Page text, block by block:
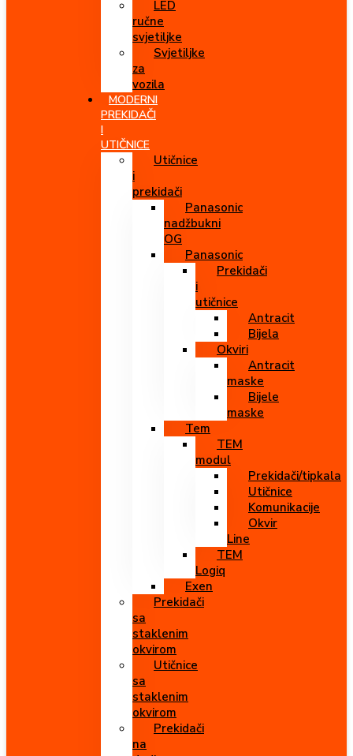
LED
ručne
svjetiljke
Svjetiljke
za
vozila
MODERNI
PREKIDAČI
I
UTIČNICE
Utičnice
i
prekidači
Panasonic
nadžbukni
OG
Panasonic
Prekidači
i
utičnice
Antracit
Bijela
Okviri
Antracit
maske
Bijele
maske
Tem
TEM
modul
Prekidači/tipkala
Utičnice
Komunikacije
Okvir
Line
TEM
Logiq
Exen
Prekidači
sa
staklenim
okvirom
Utičnice
sa
staklenim
okvirom
Prekidači
na